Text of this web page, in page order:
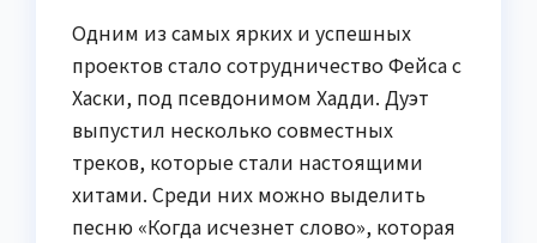
Одним из самых ярких и успешных
проектов стало сотрудничество Фейса с
Хаски, под псевдонимом Хадди. Дуэт
выпустил несколько совместных
треков, которые стали настоящими
хитами. Среди них можно выделить
песню «Когда исчезнет слово», которая